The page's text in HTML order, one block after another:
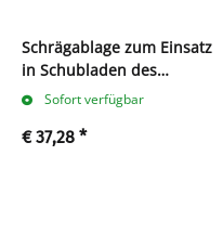
Schrägablage zum Einsatz
in Schubladen des
Systemrollcontainers
Sofort verfügbar
€ 37,28 *